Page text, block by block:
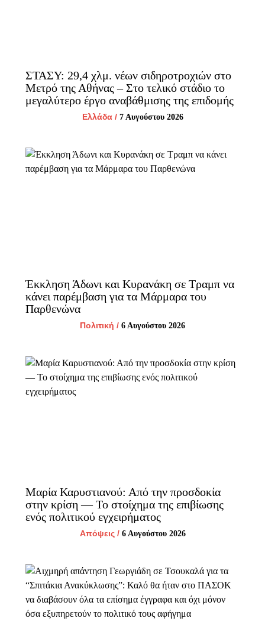
ΣΤΑΣΥ: 29,4 χλμ. νέων σιδηροτροχιών στο
Μετρό της Αθήνας – Στο τελικό στάδιο το
μεγαλύτερο έργο αναβάθμισης της επιδομής
Ελλάδα/ 7 Αυγούστου 2026
Έκκληση Άδωνι και Κυρανάκη σε Τραμπ να
κάνει παρέμβαση για τα Μάρμαρα του
Παρθενώνα
Πολιτική / 6 Αυγούστου 2026
Μαρία Καρυστιανού: Από την προσδοκία
στην κρίση — Το στοίχημα της επιβίωσης
ενός πολιτικού εγχειρήματος
Απόψεις/ 6 Αυγούστου 2026